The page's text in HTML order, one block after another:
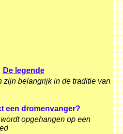
De legende
zijn belangrijk in de traditie van
een dromenvanger?
opgehangen op een